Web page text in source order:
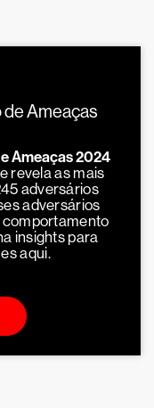
Ameaças
Ameaças 2024
revela as mais
adversários
adversários
comportamento
insights para
aqui.